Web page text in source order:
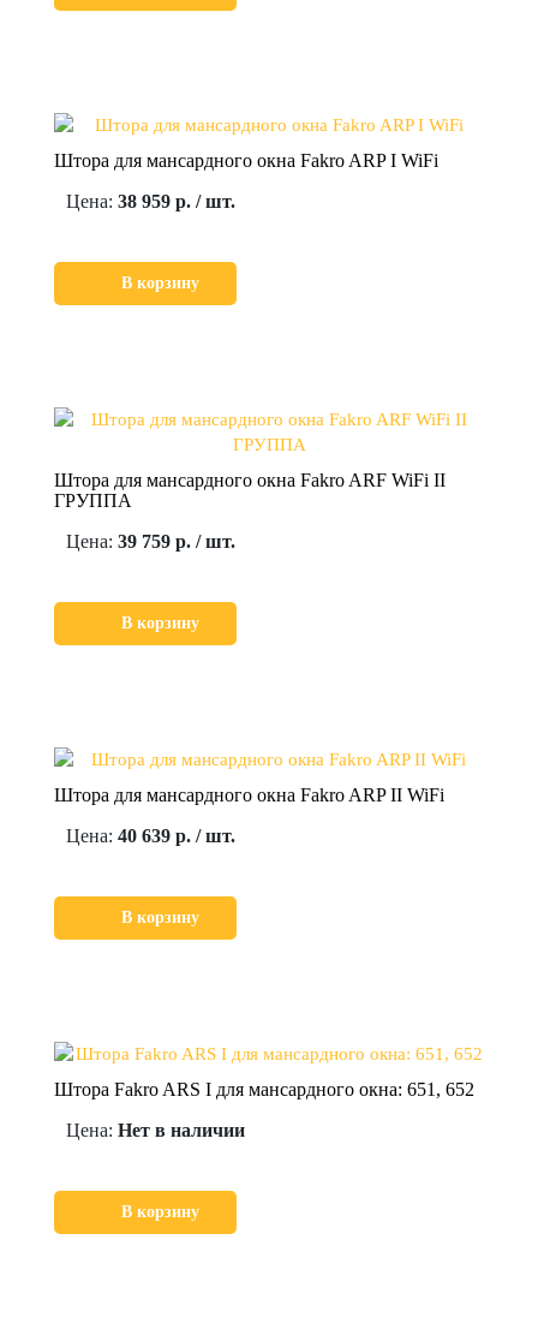
Штора для мансардного окна Fakro ARP I WiFi
Цена: 38 959 р. / шт.
В корзину
Штора для мансардного окна Fakro ARF WiFi II
ГРУППА
Цена: 39 759 р. / шт.
В корзину
Штора для мансардного окна Fakro ARP II WiFi
Цена: 40 639 р. / шт.
В корзину
Штора Fakro ARS I для мансардного окна: 651, 652
Цена: Нет в наличии
В корзину